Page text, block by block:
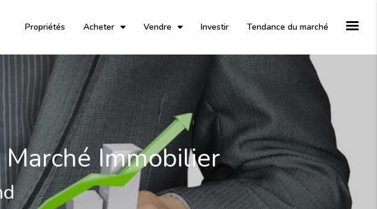
Propriétés Acheter Vendre Investir Tendance du marché
Immobilier